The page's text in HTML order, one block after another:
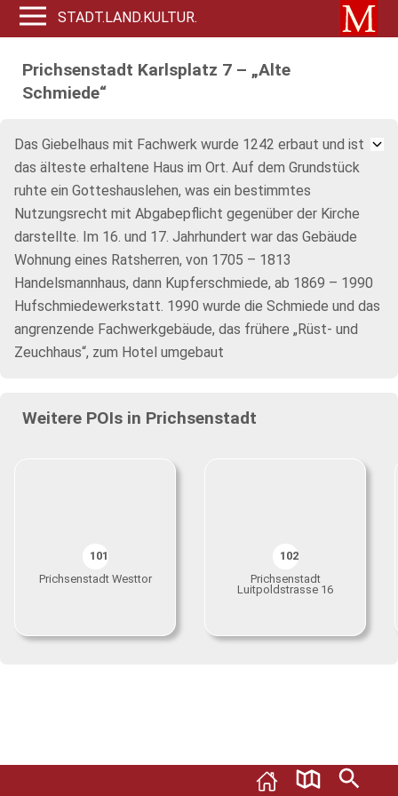
STADT.LAND.KULTUR.
Prichsenstadt Karlsplatz 7 – „Alte
Schmiede“
Das Giebelhaus mit Fachwerk wurde 1242 erbaut und ist
das älteste erhaltene Haus im Ort. Auf dem Grundstück
ruhte ein Gotteshauslehen, was ein bestimmtes
Nutzungsrecht mit Abgabepflicht gegenüber der Kirche
darstellte. Im 16. und 17. Jahrhundert war das Gebäude
Wohnung eines Ratsherren, von 1705 – 1813
Handelsmannhaus, dann Kupferschmiede, ab 1869 – 1990
Hufschmiedewerkstatt. 1990 wurde die Schmiede und das
angrenzende Fachwerkgebäude, das frühere „Rüst- und
Zeuchhaus“, zum Hotel umgebaut
Weitere POIs in Prichsenstadt
101
Prichsenstadt Westtor
102
Prichsenstadt
Luitpoldstrasse 16